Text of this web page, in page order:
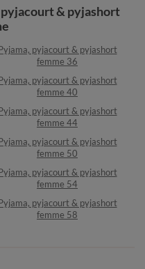
pyjacourt & pyjashort
pyjacourt & pyjashort
femme 36
pyjacourt & pyjashort
femme 40
pyjacourt & pyjashort
femme 44
pyjacourt & pyjashort
femme 50
pyjacourt & pyjashort
femme 54
pyjacourt & pyjashort
femme 58